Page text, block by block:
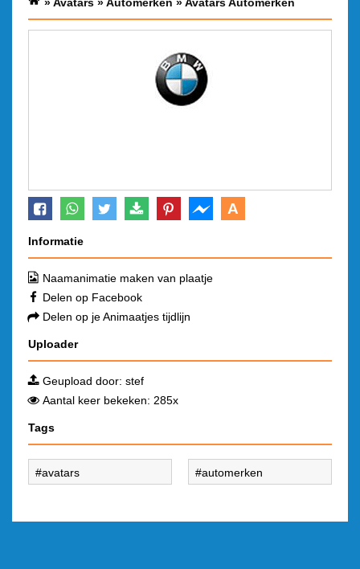
A
Informatie
Naamanimatie maken van plaatje
Delen op Facebook
Delen op je Animaatjes tijdlijn
Uploader
Geupload door: stef
Aantal keer bekeken: 285x
Tags
avatars automerken